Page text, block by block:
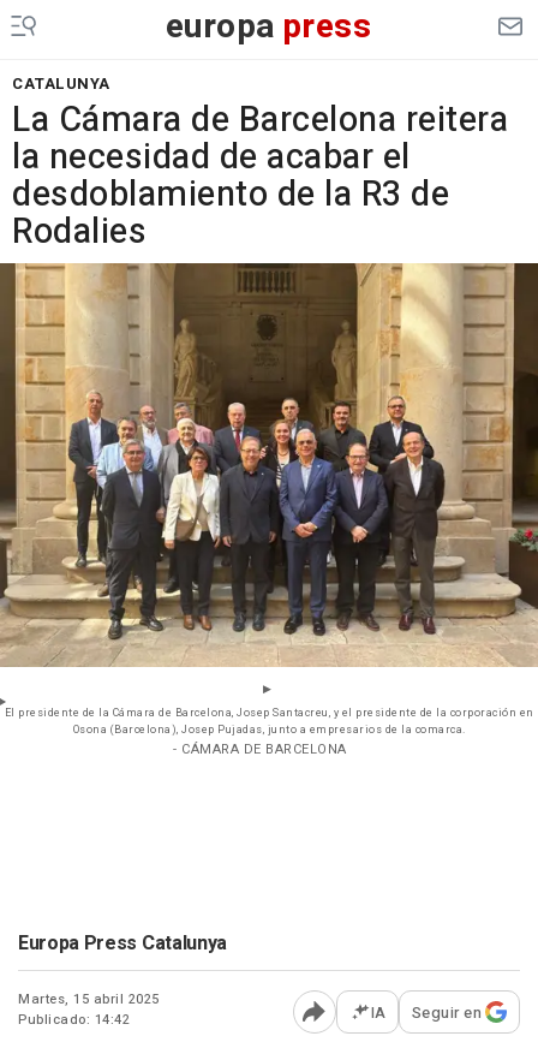
europa press
CATALUNYA
La Cámara de Barcelona reitera
la necesidad de acabar el
desdoblamiento de la R3 de
Rodalies
El presidente de la Cámara de Barcelona, Josep Santacreu, y el presidente de la corporación en
Osona (Barcelona), Josep Pujadas, junto a empresarios de la comarca.
- CÁMARA DE BARCELONA
Europa Press Catalunya
Martes, 15 abril 2025
Publicado: 14:42
Abrir opciones para
IA Seguir en